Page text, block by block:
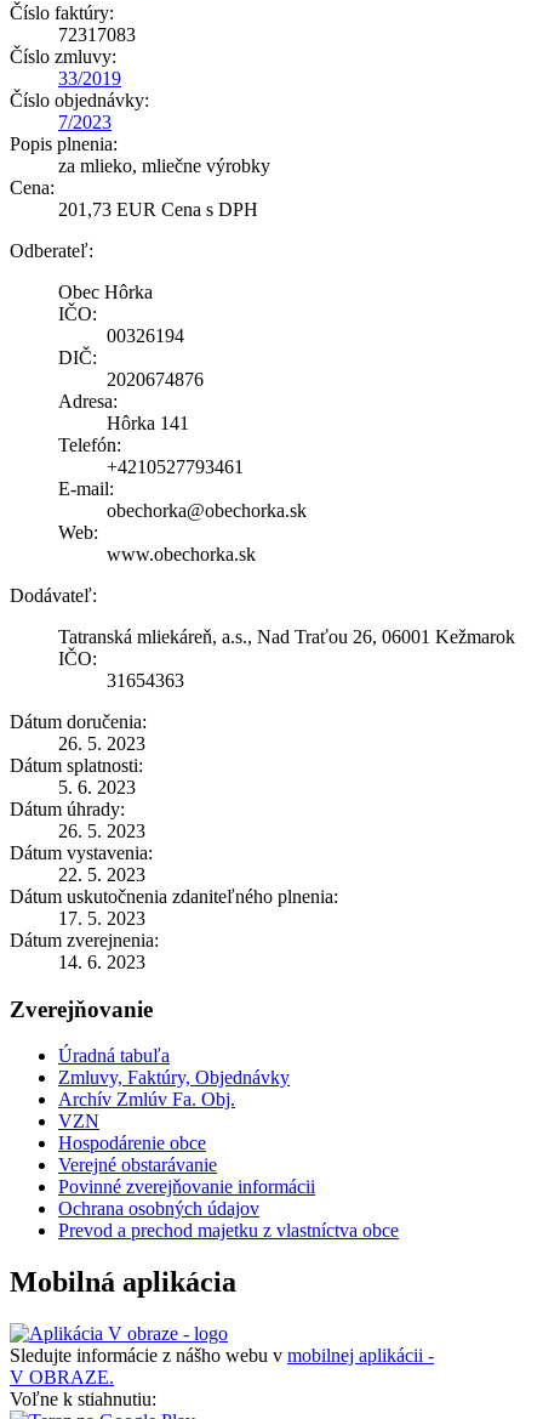
Číslo faktúry:
72317083
Číslo zmluvy:
33/2019
Číslo objednávky:
7/2023
Popis plnenia:
za mlieko, mliečne výrobky
Cena:
201,73 EUR Cena s DPH
Odberateľ:
Obec Hôrka
IČO:
00326194
DIČ:
2020674876
Adresa:
Hôrka 141
Telefón:
+4210527793461
E-mail:
obechorka@obechorka.sk
Web:
www.obechorka.sk
Dodávateľ:
Tatranská mliekáreň, a.s., Nad Traťou 26, 06001 Kežmarok
IČO:
31654363
Dátum doručenia:
26. 5. 2023
Dátum splatnosti:
5. 6. 2023
Dátum úhrady:
26. 5. 2023
Dátum vystavenia:
22. 5. 2023
Dátum uskutočnenia zdaniteľného plnenia:
17. 5. 2023
Dátum zverejnenia:
14. 6. 2023
Zverejňovanie
Úradná tabuľa
Zmluvy, Faktúry, Objednávky
Archív Zmlúv Fa. Obj.
VZN
Hospodárenie obce
Verejné obstarávanie
Povinné zverejňovanie informácii
Ochrana osobných údajov
Prevod a prechod majetku z vlastníctva obce
Mobilná aplikácia
Sledujte informácie z nášho webu v mobilnej aplikácii -
V OBRAZE.
Voľne k stiahnutiu: